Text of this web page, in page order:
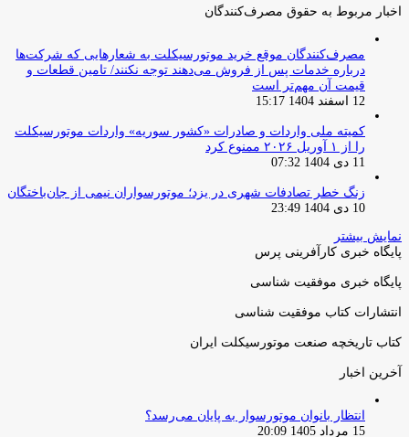
اخبار مربوط به حقوق مصرف‌کنندگان
مصرف‌کنندگان موقع خرید موتورسیکلت به شعارهایی که شرکت‌ها
درباره خدمات پس از فروش می‌دهند توجه نکنند/ تامین قطعات و
قیمت آن مهم‌تر است
12 اسفند 1404 15:17
کمیته ملی واردات و صادرات «کشور سوریه» واردات موتورسیکلت
را از ۱ آوریل ۲۰۲۶ ممنوع کرد
11 دی 1404 07:32
زنگ خطر تصادفات شهری در یزد؛ موتورسواران نیمی از جان‌باختگان
10 دی 1404 23:49
نمایش بیشتر
پایگاه خبری کارآفرینی پرس
پایگاه خبری موفقیت شناسی
انتشارات کتاب موفقیت شناسی
کتاب تاریخچه صنعت موتورسیکلت ایران
آخرین اخبار
انتظار بانوان موتورسوار به پایان می‌رسد؟
15 مرداد 1405 20:09